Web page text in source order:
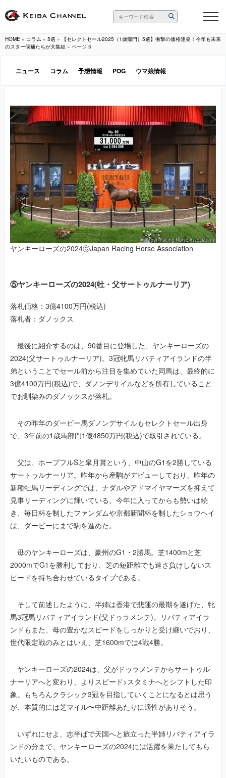
HOME » コラム » 5選 »
【セレクトセール2025（1歳部門）5選】衝撃の価格連発！今年も未来
のスター候補たちが大集結 » ページ 5
ニュース コラム 予想情報 POG ウマ娘情報
ヤンキーローズの2024ⓒJapan Racing Horse Association
⑤ヤンキーローズの2024(牡・父サートゥルナーリア)
落札価格：3億4100万円(税込)
落札者：ダノックス
最後に紹介するのは、90番目に登場した、ヤンキーローズの
2024(父サートゥルナーリア)。3冠牝馬リバティアイランドの半
弟ということでセール前から注目を集めていた同馬は、最終的に
3億4100万円(税込)で、ダノンデサイルなどを所有していること
でお馴染みのダノックスが落札。
その昨年のダービー馬ダノンデサイルもセレクトセール出身
で、3年前の1歳馬部門1億4850万円(税込)で取引されている。
父は、ホープフルSと皐月賞という、中山のG1を2勝している
サートゥルナーリア。昨年から産駒がデビューしており、昨年の
新種牡馬リーディングでは、ナダルやアドマイヤマーズを抑えて
見事リーディングに輝いている。今年に入ってからも勢いは続
き、毎日杯を制したファンダムや京都新聞杯を制したショウヘイ
は、ダービーにまで駒を進めた。
母のヤンキーローズは、豪州のG1・2勝馬。芝1400mと芝
2000mでG1を勝利しており、芝の短距離でも速さ負けしないス
ピードを持ち合わせているタイプである。
そして前述したように、半姉は香港で悲運の最期を遂げた、牝
馬3冠馬リバティアイランド(父ドゥラメンテ)。リバティアイラ
ンドもまた、母の豊かなスピードをしっかりと受け継いでおり、
世代限定戦のみとはいえ、芝1600mでは4戦4勝。
ヤンキーローズの2024は、父がドゥラメンテからサートゥル
ナーリアへと変わり、よりスピード>スタミナへとシフトした印
象。もちろんクラシック3冠を目指していくことになるとは思う
が、本質的には芝マイル〜中距離あたりに適性がありそう。
いずれにせよ、志半ばで天国へと旅立った半姉リバティアイラ
ンドの分まで、ヤンキーローズの2024には活躍を果たしてもら
いたいものである。